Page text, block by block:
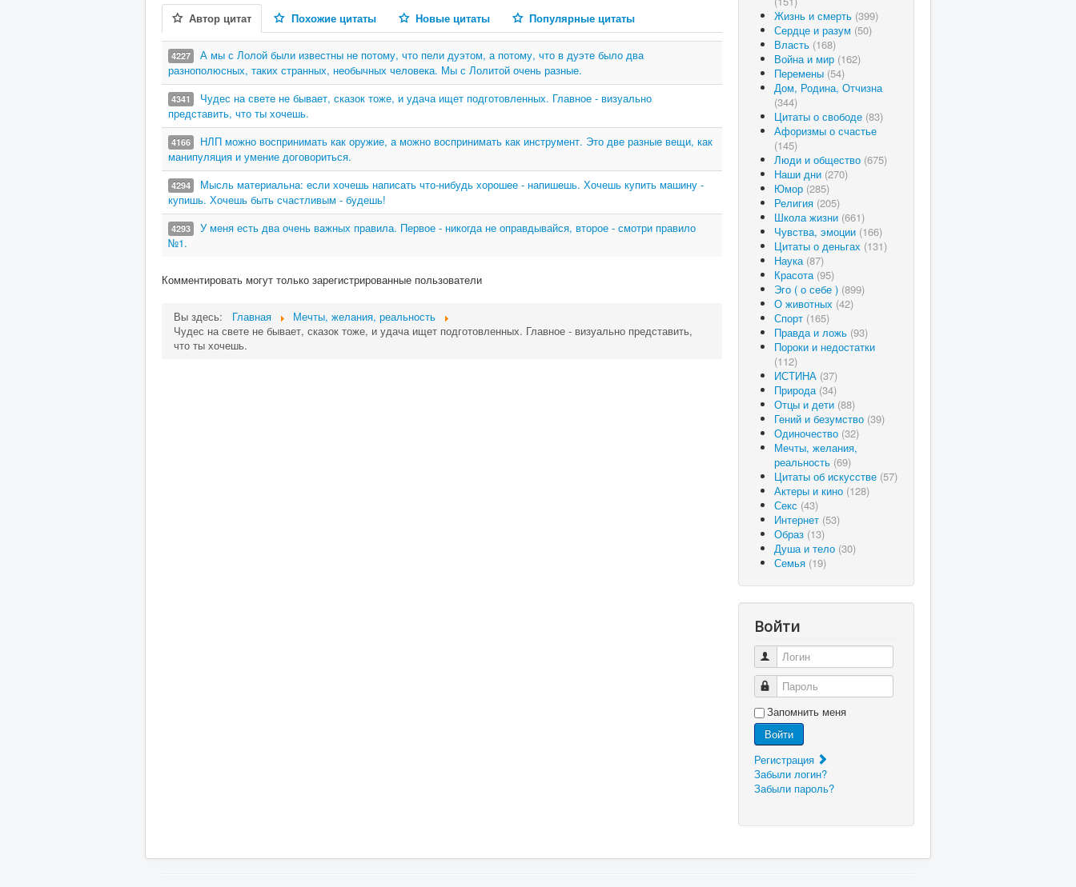
Автор цитат Похожие цитаты Новые цитаты Популярные цитаты
4227
А мы с Лолой были известны не потому, что пели дуэтом, а потому, что в дуэте было два
разнополюсных, таких странных, необычных человека. Мы с Лолитой очень разные.
4341
Чудес на свете не бывает, сказок тоже, и удача ищет подготовленных. Главное - визуально
представить, что ты хочешь.
4166
НЛП можно воспринимать как оружие, а можно воспринимать как инструмент. Это две разные вещи, как
манипуляция и умение договориться.
4294
Мысль материальна: если хочешь написать что-нибудь хорошее - напишешь. Хочешь купить машину -
купишь. Хочешь быть счастливым - будешь!
4293
У меня есть два очень важных правила. Первое - никогда не оправдывайся, второе - смотри правило
№1.
Комментировать могут только зарегистрированные пользователи
Вы здесь: Главная
Мечты, желания, реальность
Чудес на свете не бывает, сказок тоже, и удача ищет подготовленных. Главное - визуально представить,
что ты хочешь.
Жизнь и смерть (399)
Сердце и разум (50)
Власть (168)
Война и мир (162)
Перемены (54)
Дом, Родина, Отчизна
(344)
Цитаты о свободе (83)
Афоризмы о счастье
(145)
Люди и общество (675)
Наши дни (270)
Юмор (285)
Религия (205)
Школа жизни (661)
Чувства, эмоции (166)
Цитаты о деньгах (131)
Наука (87)
Красота (95)
Эго ( о себе ) (899)
О животных (42)
Спорт (165)
Правда и ложь (93)
Пороки и недостатки
(112)
ИСТИНА (37)
Природа (34)
Отцы и дети (88)
Гений и безумство (39)
Одиночество (32)
Мечты, желания,
реальность (69)
Цитаты об искусстве (57)
Актеры и кино (128)
Секс (43)
Интернет (53)
Образ (13)
Душа и тело (30)
Семья (19)
Войти
Логин
Пароль
Запомнить меня
Войти
Регистрация
Забыли логин?
Забыли пароль?